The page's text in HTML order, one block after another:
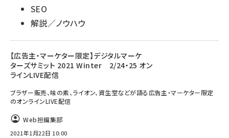
SEO
解説／ノウハウ
【広告主・マーケター限定】デジタルマーケ
ターズサミット 2021 Winter 2/24・25 オン
ラインLIVE配信
ブラザー販売、味の素、ライオン、資生堂などが語る広告主・マーケター限定
のオンラインLIVE配信
Web担編集部
2021年1月22日 10:00